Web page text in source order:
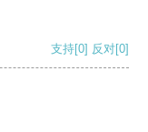
支持[0] 反对[0]